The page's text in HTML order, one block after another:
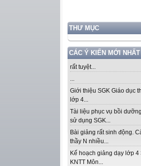
THƯ MỤC
CÁC Ý KIẾN MỚI NHẤT
rất tuyệt...
...
Giới thiệu SGK Giáo dục
lớp 4...
Tài liệu phục vụ bồi
sử dụng SGK...
Bài giảng rất sinh động.
thầy N nhiều...
Kế hoạch giảng dạy lớp 4
KNTT Môn...